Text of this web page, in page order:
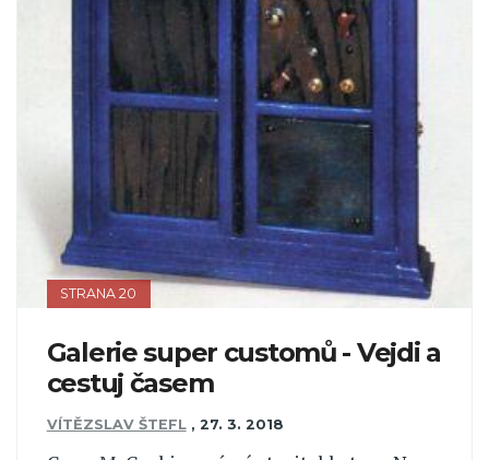
STRANA 20
Galerie super customů - Vejdi a
cestuj časem
VÍTĚZSLAV ŠTEFL , 27. 3. 2018